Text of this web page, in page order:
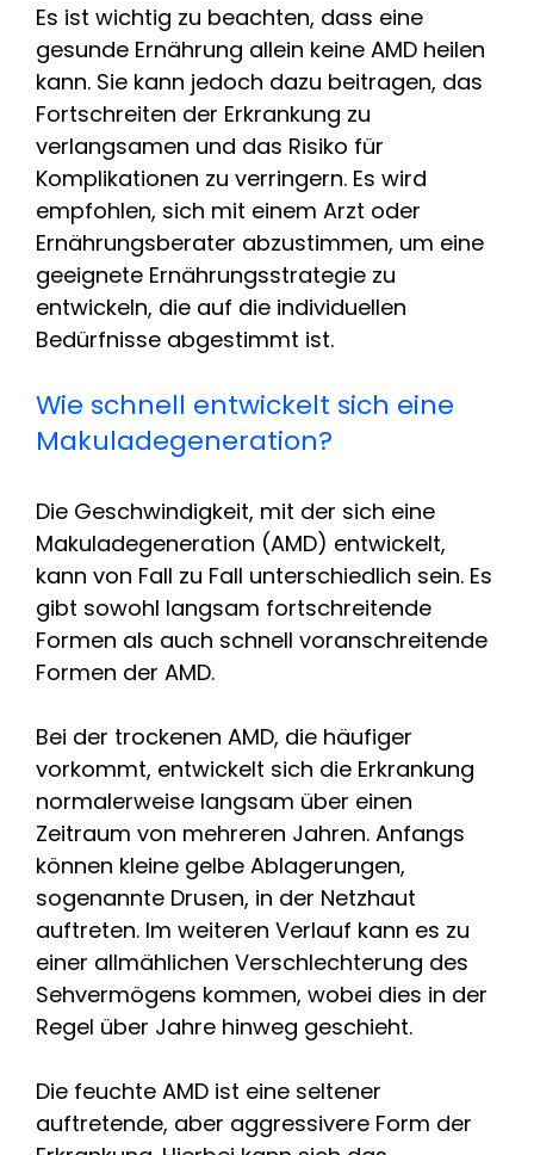
Es ist wichtig zu beachten, dass eine
gesunde Ernährung allein keine AMD heilen
kann. Sie kann jedoch dazu beitragen, das
Fortschreiten der Erkrankung zu
verlangsamen und das Risiko für
Komplikationen zu verringern. Es wird
empfohlen, sich mit einem Arzt oder
Ernährungsberater abzustimmen, um eine
geeignete Ernährungsstrategie zu
entwickeln, die auf die individuellen
Bedürfnisse abgestimmt ist.
Wie schnell entwickelt sich eine
Makuladegeneration?
Die Geschwindigkeit, mit der sich eine
Makuladegeneration (AMD) entwickelt,
kann von Fall zu Fall unterschiedlich sein. Es
gibt sowohl langsam fortschreitende
Formen als auch schnell voranschreitende
Formen der AMD.
Bei der trockenen AMD, die häufiger
vorkommt, entwickelt sich die Erkrankung
normalerweise langsam über einen
Zeitraum von mehreren Jahren. Anfangs
können kleine gelbe Ablagerungen,
sogenannte Drusen, in der Netzhaut
auftreten. Im weiteren Verlauf kann es zu
einer allmählichen Verschlechterung des
Sehvermögens kommen, wobei dies in der
Regel über Jahre hinweg geschieht.
Die feuchte AMD ist eine seltener
auftretende, aber aggressivere Form der